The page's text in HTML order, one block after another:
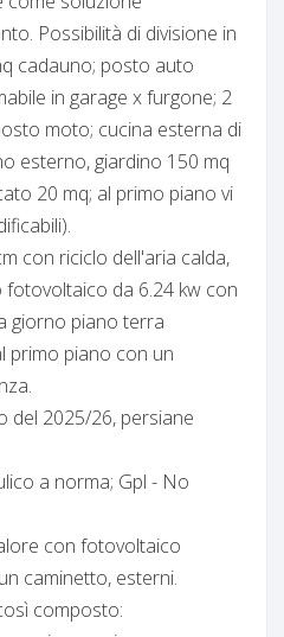
Possibilità di divisione in
cadauno; posto auto
in garage x furgone; 2
moto; cucina esterna di
esterno, giardino 150 mq
20 mq; al primo piano vi
con riciclo dell'aria calda,
da 6.24 kw con
giorno piano terra
primo piano con un
del 2025/26, persiane
a norma; Gpl - No
con fotovoltaico
caminetto, esterni.
composto: